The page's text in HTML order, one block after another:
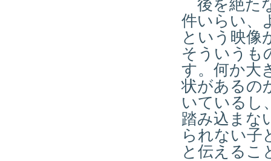
後を絶た
件いらい、
という映像
そういうも
す。何か大
状があるの
いているし
踏み込まな
られない子
と伝えるこ